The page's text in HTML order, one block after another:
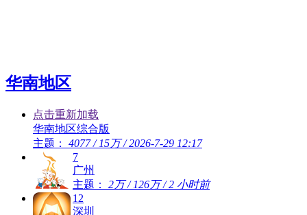
华南地区
点击重新加载
华南地区综合版
主题： 4077/ 15万 /2026-7-29 12:17
7
广州
主题： 2万 / 126万 /2 小时前
12
深圳